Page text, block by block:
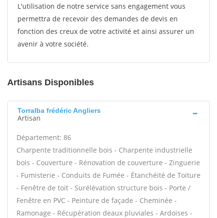
L'utilisation de notre service sans engagement vous
permettra de recevoir des demandes de devis en
fonction des creux de votre activité et ainsi assurer un
avenir à votre société.
Artisans Disponibles
Torralba frédéric Angliers
Artisan
Département: 86
Charpente traditionnelle bois - Charpente industrielle
bois - Couverture - Rénovation de couverture - Zinguerie
- Fumisterie - Conduits de Fumée - Étanchéité de Toiture
- Fenêtre de toit - Surélévation structure bois - Porte /
Fenêtre en PVC - Peinture de façade - Cheminée -
Ramonage - Récupération deaux pluviales - Ardoises -